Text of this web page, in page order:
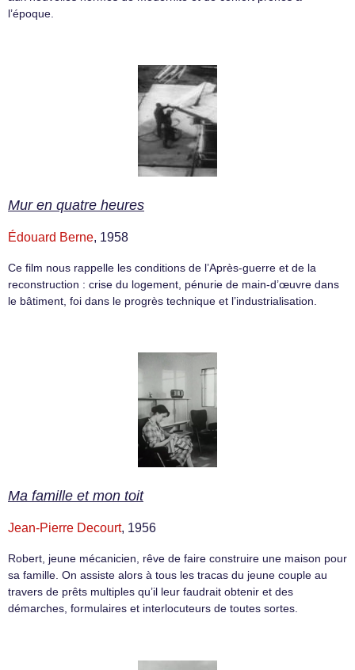
l’époque.
Mur en quatre heures
Édouard Berne, 1958
Ce film nous rappelle les conditions de l’Après-guerre et de la
reconstruction : crise du logement, pénurie de main-d’œuvre dans
le bâtiment, foi dans le progrès technique et l’industrialisation.
Ma famille et mon toit
Jean-Pierre Decourt, 1956
Robert, jeune mécanicien, rêve de faire construire une maison pour
sa famille. On assiste alors à tous les tracas du jeune couple au
travers de prêts multiples qu’il leur faudrait obtenir et des
démarches, formulaires et interlocuteurs de toutes sortes.